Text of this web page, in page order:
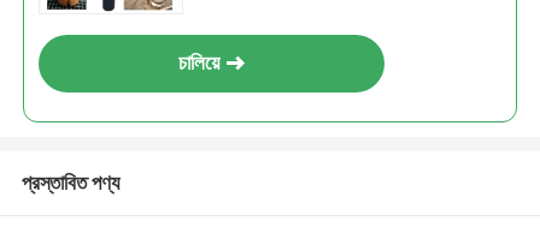
চালিয়ে
প্রস্তাবিত পণ্য